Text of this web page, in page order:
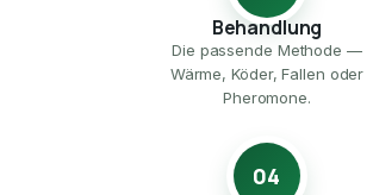
Behandlung
Die passende Methode —
Wärme, Köder, Fallen oder
Pheromone.
04